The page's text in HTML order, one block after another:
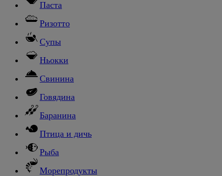
Паста
Ризотто
Супы
Ньокки
Свинина
Говядина
Баранина
Птица и дичь
Рыба
Морепродукты